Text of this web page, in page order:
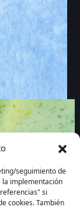
seguimiento de
la implementación
si
cookies. También